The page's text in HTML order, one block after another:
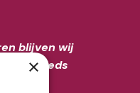
blijven wij
steeds
op het
×